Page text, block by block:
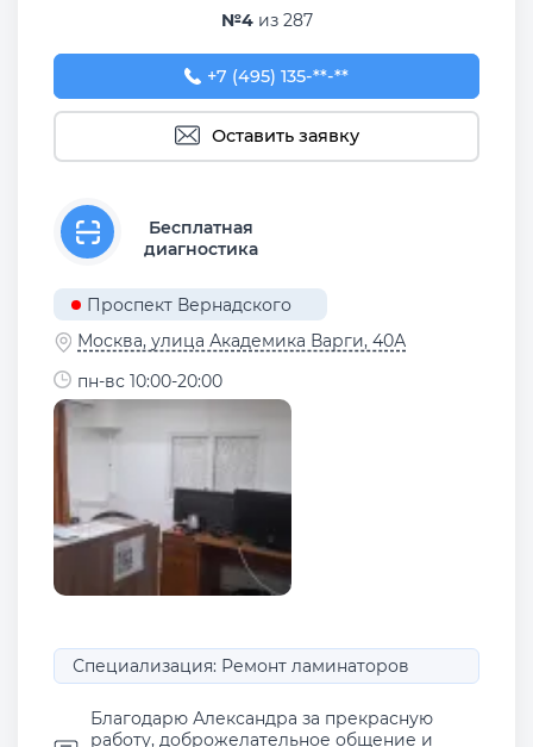
№4из 287
+7 (495) 135-21-03
+7 (495) 135-**-**
Оставить заявку
Бесплатная
диагностика
Проспект Вернадского
Москва, улица Академика Варги, 40А
пн-вс 10:00-20:00
Специализация: Ремонт ламинаторов
Благодарю Александра за прекрасную
работу, доброжелательное общение и